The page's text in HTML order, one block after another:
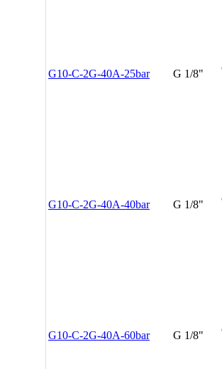
G10-C-2G-40A-25bar G 1/8"
G10-C-2G-40A-40bar G 1/8"
G10-C-2G-40A-60bar G 1/8"